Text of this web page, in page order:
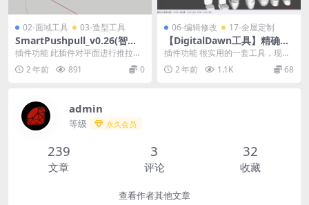
02-面域工具 03-造型工具
SmartPushpull_v0.26(智能
推拉)汉化版
插件功能 此插件对平面进行推拉
时，可以根据边的延伸方向进行智
能推拉。 在推拉时可...
2 年前 891 0
06-编辑修改 17-全屋定制
【DigitalDawn工具】精确移
动及自动尺寸V1.0 for Sketch
Up2025新版发布
插件功能 很实用的一套工具，现在
本站首发分享。 本工具分两个部分
第一个为自动尺寸...
2 年前 1.1K 68
admin
等级 永久会员
239
文章
3
评论
32
收藏
查看作者其他文章